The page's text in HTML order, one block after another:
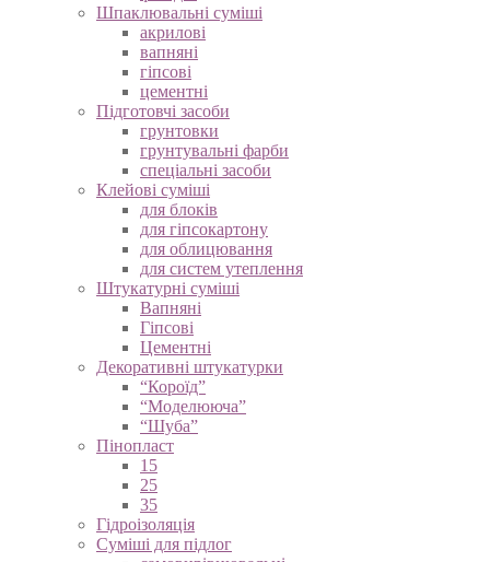
Шпаклювальні суміші
акрилові
вапняні
гіпсові
цементні
Підготовчі засоби
грунтовки
грунтувальні фарби
спеціальні засоби
Клейові суміші
для блоків
для гіпсокартону
для облицювання
для систем утеплення
Штукатурні суміші
Вапняні
Гіпсові
Цементні
Декоративні штукатурки
“Короїд”
“Моделююча”
“Шуба”
Пінопласт
15
25
35
Гідроізоляція
Суміші для підлог